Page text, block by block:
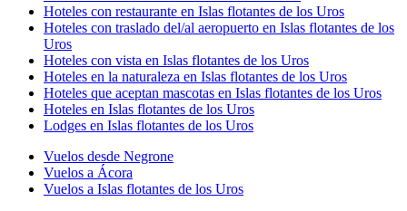
Hoteles con restaurante en Islas flotantes de los Uros
Hoteles con traslado del/al aeropuerto en Islas flotantes de los
Uros
Hoteles con vista en Islas flotantes de los Uros
Hoteles en la naturaleza en Islas flotantes de los Uros
Hoteles que aceptan mascotas en Islas flotantes de los Uros
Hoteles en Islas flotantes de los Uros
Lodges en Islas flotantes de los Uros
Vuelos desde Negrone
Vuelos a Ácora
Vuelos a Islas flotantes de los Uros